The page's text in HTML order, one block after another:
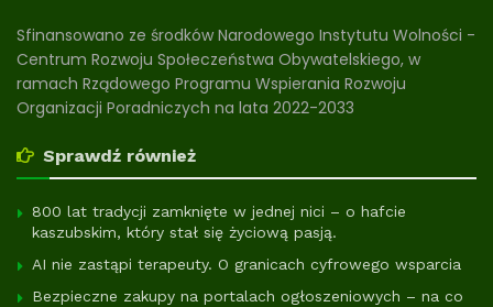
Sfinansowano ze środków Narodowego Instytutu Wolności -
Centrum Rozwoju Społeczeństwa Obywatelskiego, w
ramach Rządowego Programu Wspierania Rozwoju
Organizacji Poradniczych na lata 2022-2033
Sprawdź również
800 lat tradycji zamknięte w jednej nici – o hafcie
kaszubskim, który stał się życiową pasją.
AI nie zastąpi terapeuty. O granicach cyfrowego wsparcia
Bezpieczne zakupy na portalach ogłoszeniowych – na co